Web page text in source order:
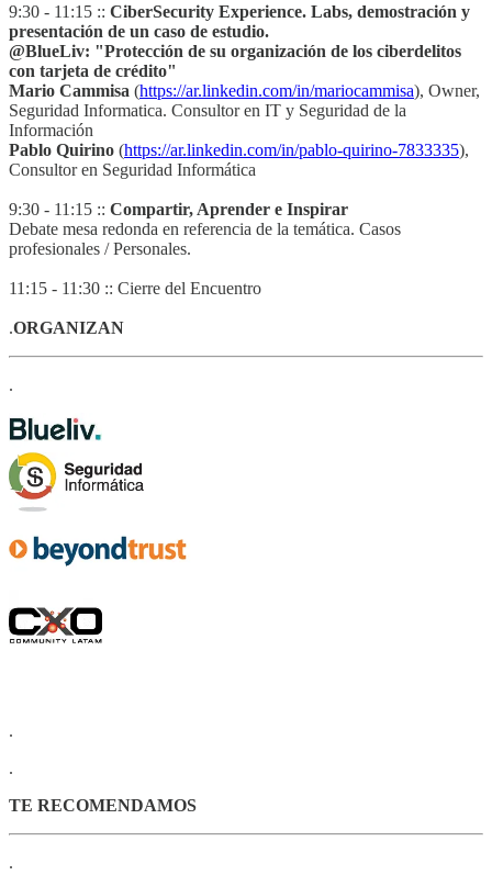
9:30 - 11:15 :: CiberSecurity Experience. Labs, demostración y
presentación de un caso de estudio.
@BlueLiv: "Protección de su organización de los ciberdelitos
con tarjeta de crédito"
Mario Cammisa (https://ar.linkedin.com/in/mariocammisa), Owner,
Seguridad Informatica. Consultor en IT y Seguridad de la
Información
Pablo Quirino (https://ar.linkedin.com/in/pablo-quirino-7833335),
Consultor en Seguridad Informática
9:30 - 11:15 :: Compartir, Aprender e Inspirar
Debate mesa redonda en referencia de la temática. Casos
profesionales / Personales.
11:15 - 11:30 :: Cierre del Encuentro
.ORGANIZAN
.
.
.
TE RECOMENDAMOS
.